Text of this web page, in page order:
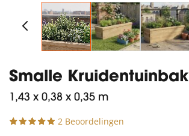
Smalle Kruidentuinbak
1,43 x 0,38 x 0,35 m
2 Beoordelingen